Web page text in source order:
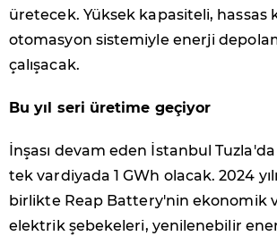
üretecek. Yüksek kapasiteli,
otomasyon sistemiyle enerji
çalışacak.
Bu yıl seri üretime geçiyor
İnşası devam eden İstanbul
tek vardiyada 1 GWh olacak. 2024
birlikte Reap Battery'nin ekonomik
elektrik şebekeleri, yenilenebilir